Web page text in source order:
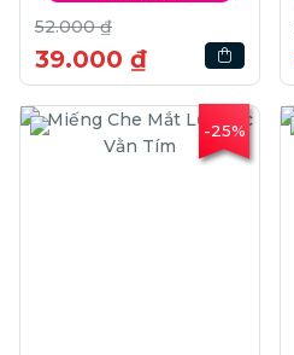
52.000 ₫
39.000 ₫
-25%